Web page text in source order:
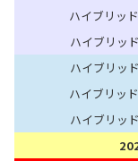
ハイブリッ
ハイブリッ
ハイブリッ
ハイブリッ
ハイブリッ